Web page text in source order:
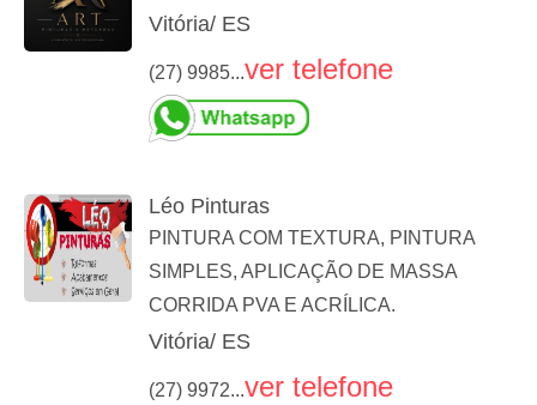
Vitória/ ES
(27) 9985...ver telefone
Léo Pinturas
PINTURA COM TEXTURA, PINTURA
SIMPLES, APLICAÇÃO DE MASSA
CORRIDA PVA E ACRÍLICA.
Vitória/ ES
(27) 9972...ver telefone